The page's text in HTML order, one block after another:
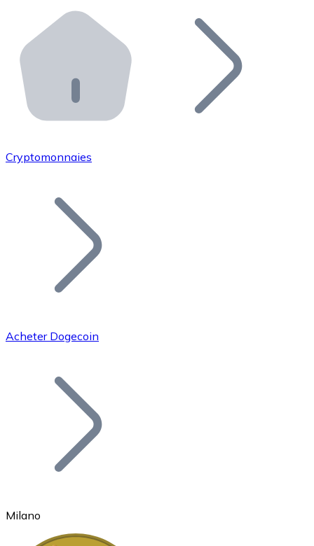
Distributeurs automatiques Bitnovo
Intégrez un ATM Bitnovo dans votre entreprise et
API Bitnovo
Intégrez notre API dans votre écosystème.
Rejoignez notre réseau de distributeurs et
Ajoutez le token de votre projet à notre service
Bitcoin
Cryptomonnaies
Acheter Dogecoin
Milano